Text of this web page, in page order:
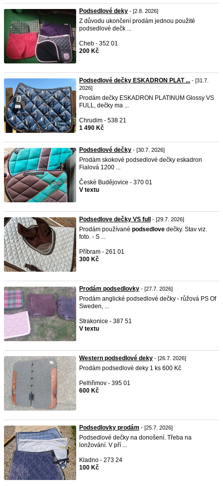
Podsedlové deky - [2.8. 2026]
Z důvodu ukončení prodám jednou použité
podsedlové dečk ...
Cheb - 352 01
200 Kč
Podsedlové dečky ESKADRON PLAT ... - [31.7.
2026]
Prodám dečky ESKADRON PLATINUM Glossy VS
FULL, dečky ma ...
Chrudim - 538 21
1 490 Kč
Podsedlové dečky - [30.7. 2026]
Prodám skokové podsedlové dečky eskadron
Fialová 1200 ...
České Budějovice - 370 01
V textu
Podsedlove dečky VS full - [29.7. 2026]
Prodám používané podsedlove dečky. Stav viz.
foto. - S ...
Příbram - 261 01
300 Kč
Prodám podsedlovky - [27.7. 2026]
Prodám anglické podsedlové dečky - růžová PS Of
Sweden, ...
Strakonice - 387 51
V textu
Western podsedlové deky - [26.7. 2026]
Prodám podsedlové deky 1 ks 600 Kč
Pelhřimov - 395 01
600 Kč
Podsedlovky prodám - [25.7. 2026]
Podsedlové dečky na donošení. Třeba na
lonžování. V pří ...
Kladno - 273 24
100 Kč